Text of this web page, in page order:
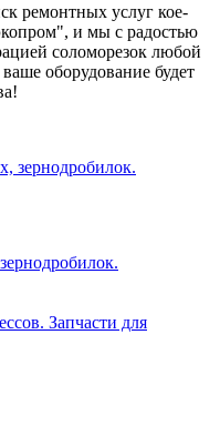
ремонтных услуг кое-
и мы с радостью
соломорезок любой
оборудование будет